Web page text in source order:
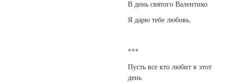
В день святого Валентико
Я дарю тебе любовь.
***
Пусть все кто любит в этот
день